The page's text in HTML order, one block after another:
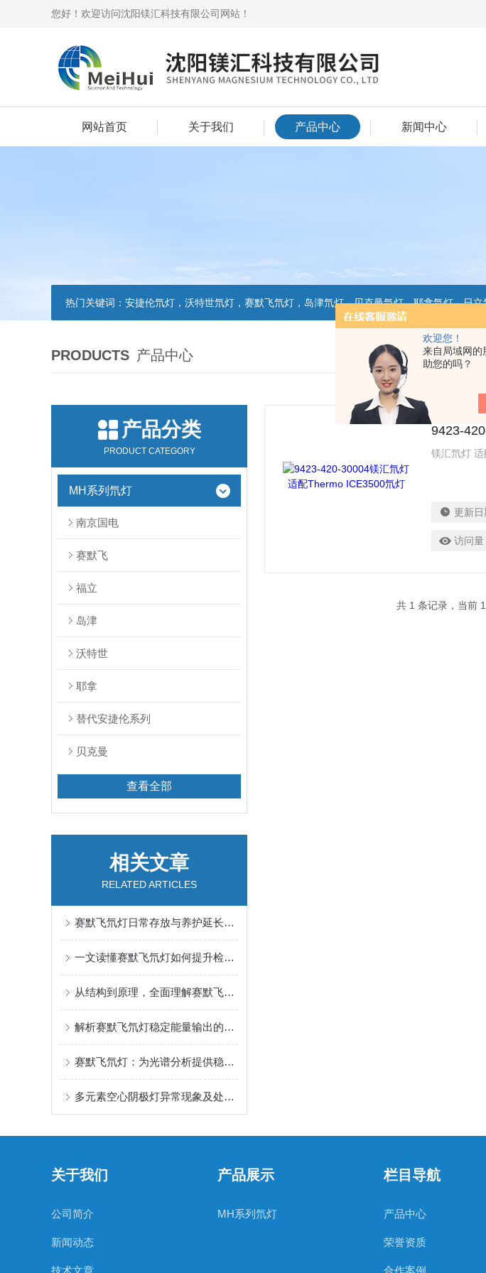
欢迎您！
来自局域网的
助您的吗？
您好！欢迎访问沈阳镁汇科技有限公司网站！
网站首页 关于我们 产品中心 新闻中心
热门关键词： 安捷伦氘灯，沃特世氘灯，赛默飞氘灯，岛津氘灯，贝克曼氘灯，耶拿氘灯，日
PRODUCTS 产品中心
产品分类
PRODUCT CATEGORY
MH系列氘灯
南京国电
赛默飞
福立
岛津
沃特世
耶拿
替代安捷伦系列
贝克曼
查看全部
相关文章
RELATED ARTICLES
赛默飞氘灯日常存放与养护延长使用寿命
一文读懂赛默飞氘灯如何提升检测精度
从结构到原理，全面理解赛默飞氘灯的工作机制
解析赛默飞氘灯稳定能量输出的原理
赛默飞氘灯：为光谱分析提供稳定可靠的光源
多元素空心阴极灯异常现象及处理办法
9423-
镁汇氘灯
更新日
访问量
共 1 条记录，当前
关于我们
公司简介
新闻动态
技术文章
产品展示
MH系列氘灯
栏目导航
产品中心
荣誉资质
合作案例